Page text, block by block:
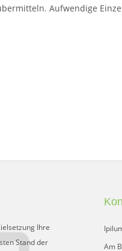
Aufwendige
Ihre
Stand der
Am